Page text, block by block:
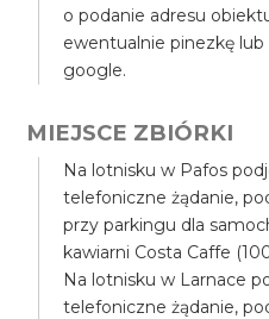
o podanie adresu
ewentualnie pinezkę
google.
MIEJSCE ZBIÓRKI
Na lotnisku w Pafos
telefoniczne żądanie,
przy parkingu dla
kawiarni Costa Caffe
Na lotnisku w Larnace
telefoniczne żądanie,